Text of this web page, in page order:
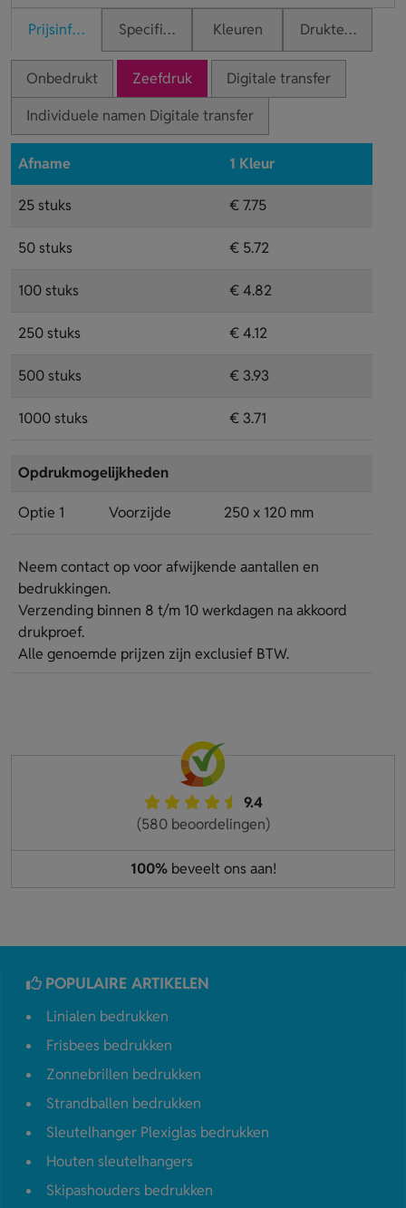
PrijsinformatieSpecificaties Kleuren Druktechnieken
Onbedrukt Zeefdruk
Digitale transfer
Individuele namen Digitale transfer
Afname 1 Kleur
25 stuks € 7.75
50 stuks € 5.72
100 stuks € 4.82
250 stuks € 4.12
500 stuks € 3.93
1000 stuks € 3.71
Opdrukmogelijkheden
Optie 1 Voorzijde 250 x 120 mm
Neem contact op voor afwijkende aantallen en
bedrukkingen.
Verzending binnen 8 t/m 10 werkdagen na akkoord
drukproef.
Alle genoemde prijzen zijn exclusief BTW.
9.4
(580 beoordelingen)
100%beveelt ons aan!
POPULAIRE ARTIKELEN
Linialen bedrukken
Frisbees bedrukken
Zonnebrillen bedrukken
Strandballen bedrukken
Sleutelhanger Plexiglas bedrukken
Houten sleutelhangers
Skipashouders bedrukken